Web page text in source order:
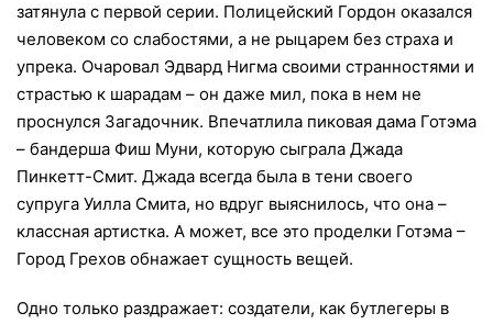
затянула с первой серии. Полицейский Гордон оказался
человеком со слабостями, а не рыцарем без страха и
упрека. Очаровал Эдвард Нигма своими странностями и
страстью к шарадам – он даже мил, пока в нем не
проснулся Загадочник. Впечатлила пиковая дама Готэма
– бандерша Фиш Муни, которую сыграла Джада
Пинкетт-Смит. Джада всегда была в тени своего
супруга Уилла Смита, но вдруг выяснилось, что она –
классная артистка. А может, все это проделки Готэма –
Город Грехов обнажает сущность вещей.
Одно только раздражает: создатели, как бутлегеры в